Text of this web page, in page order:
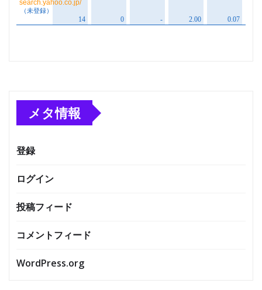
メタ情報
登録
ログイン
投稿フィード
コメントフィード
WordPress.org